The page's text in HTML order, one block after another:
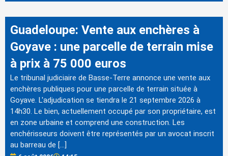
Guadeloupe: Vente aux enchères à
Goyave : une parcelle de terrain mise
à prix à 75 000 euros
Le tribunal judiciaire de Basse-Terre annonce une vente aux
enchères publiques pour une parcelle de terrain située à
Goyave. L'adjudication se tiendra le 21 septembre 2026 à
14h30. Le bien, actuellement occupé par son propriétaire, est
en zone urbaine et comprend une construction. Les
enchérisseurs doivent être représentés par un avocat inscrit
au barreau de […]